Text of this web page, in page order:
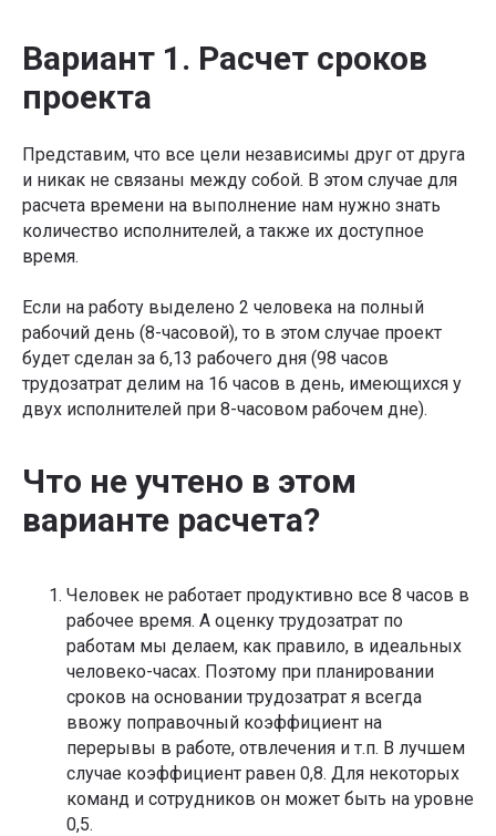
Вариант 1. Расчет сроков
проекта
Представим, что все цели независимы друг от друга
и никак не связаны между собой. В этом случае для
расчета времени на выполнение нам нужно знать
количество исполнителей, а также их доступное
время.
Если на работу выделено 2 человека на полный
рабочий день (8-часовой), то в этом случае проект
будет сделан за 6,13 рабочего дня (98 часов
трудозатрат делим на 16 часов в день, имеющихся у
двух исполнителей при 8-часовом рабочем дне).
Что не учтено в этом
варианте расчета?
Человек не работает продуктивно все 8 часов в
рабочее время. А оценку трудозатрат по
работам мы делаем, как правило, в идеальных
человеко-часах. Поэтому при планировании
сроков на основании трудозатрат я всегда
ввожу поправочный коэффициент на
перерывы в работе, отвлечения и т.п. В лучшем
случае коэффициент равен 0,8. Для некоторых
команд и сотрудников он может быть на уровне
0,5.